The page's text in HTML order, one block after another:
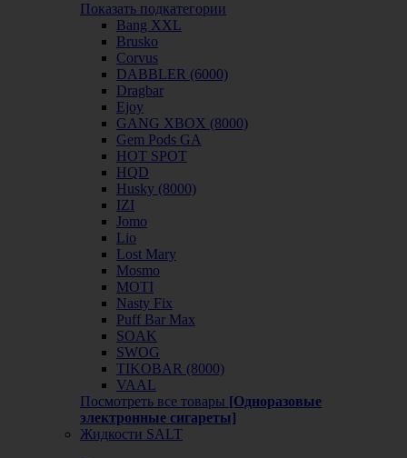
Показать подкатегории
Bang XXL
Brusko
Corvus
DABBLER (6000)
Dragbar
Ejoy
GANG XBOX (8000)
Gem Pods GA
HOT SPOT
HQD
Husky (8000)
IZI
Jomo
Lio
Lost Mary
Mosmo
MOTI
Nasty Fix
Puff Bar Max
SOAK
SWOG
TIKOBAR (8000)
VAAL
Посмотреть все товары [Одноразовые
электронные сигареты]
Жидкости SALT